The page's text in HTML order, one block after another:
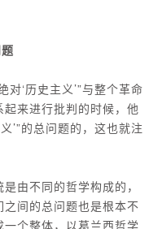
‘历史主义’”与整个革命
来进行批判的时候，他
’”的总问题的，这也就注
由不同的哲学构成的，
间的总问题也是根本不
个整体，以葛兰西哲学